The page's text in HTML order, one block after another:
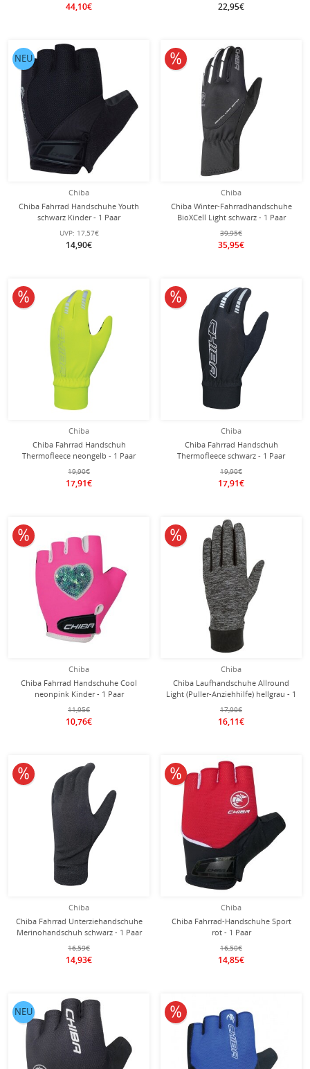
44,10€ 22,95€
Chiba
Chiba Fahrrad Handschuhe Youth
schwarz Kinder - 1 Paar
UVP: 17,57€
14,90€
NEU
Chiba
Chiba Winter-Fahrradhandschuhe
BioXCell Light schwarz - 1 Paar
39,95€
35,95€
10% reduziert
Chiba
Chiba Fahrrad Handschuh
Thermofleece neongelb - 1 Paar
19,90€
17,91€
10% reduziert
Chiba
Chiba Fahrrad Handschuh
Thermofleece schwarz - 1 Paar
19,90€
17,91€
10% reduziert
Chiba
Chiba Fahrrad Handschuhe Cool
neonpink Kinder - 1 Paar
11,95€
10,76€
10% reduziert
Chiba
Chiba Laufhandschuhe Allround
Light (Puller-Anziehhilfe) hellgrau - 1
Paar
17,90€
16,11€
10% reduziert
Chiba
Chiba Fahrrad Unterziehandschuhe
Merinohandschuh schwarz - 1 Paar
16,59€
14,93€
10% reduziert
Chiba
Chiba Fahrrad-Handschuhe Sport
rot - 1 Paar
16,50€
14,85€
10% reduziert
NEU 10% reduziert